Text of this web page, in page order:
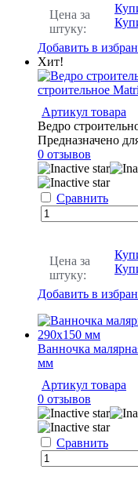
Цена за
штуку:
Добавить в
Хит!
строительное
Артикул товара
Ведро
Предназначено
0 отзывов
Сравнить
Цена за
штуку:
Добавить в
Ванночка
мм
Артикул товара
0 отзывов
Сравнить